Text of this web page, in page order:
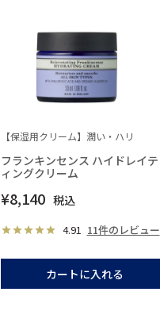
【保湿用クリーム】潤い・ハリ
フランキンセンス ハイドレイテ
ィングクリーム
¥8,140 税込
4.91 11件のレビュー
カートに入れる